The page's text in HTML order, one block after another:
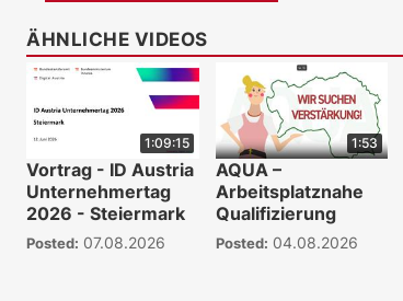
ÄHNLICHE VIDEOS
1:09:15
Vortrag - ID Austria
Unternehmertag
2026 - Steiermark
Posted: 07.08.2026
1:53
AQUA –
Arbeitsplatznahe
Qualifizierung
Posted: 04.08.2026